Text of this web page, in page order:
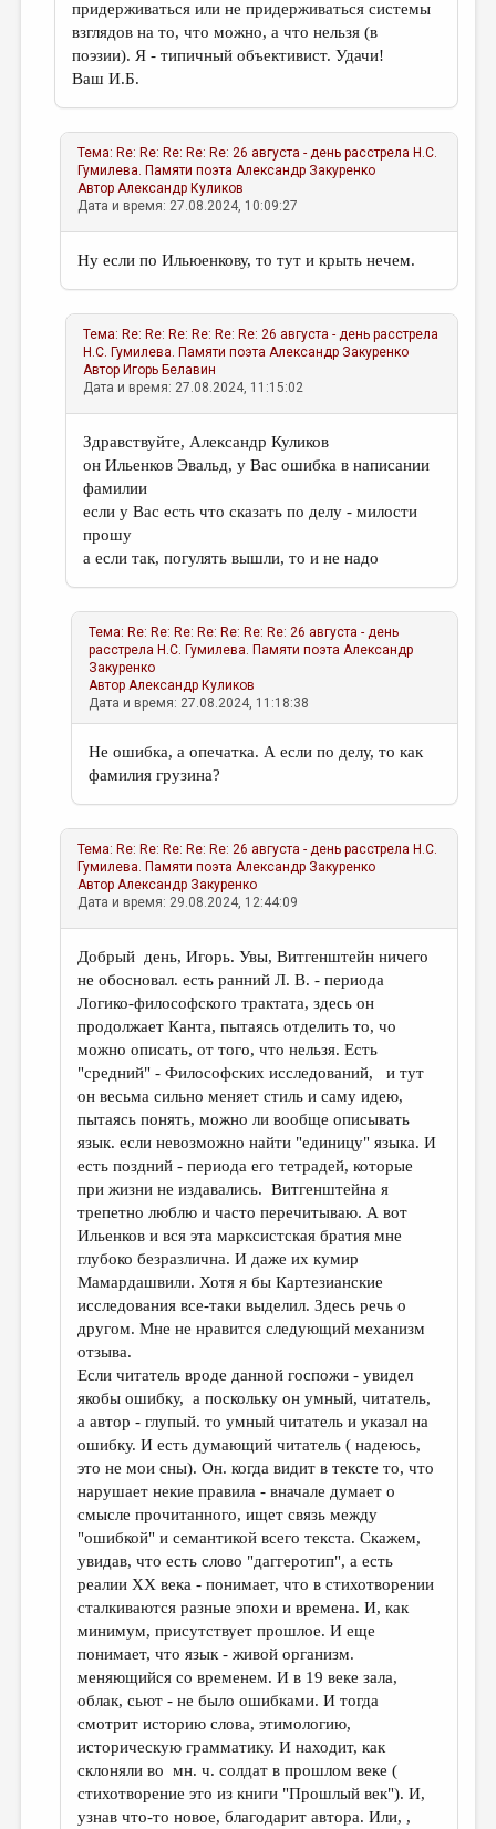
придерживаться или не придерживаться системы
взглядов на то, что можно, а что нельзя (в
поэзии). Я - типичный объективист. Удачи!
Ваш И.Б.
Тема: Re: Re: Re: Re: Re: 26 августа - день расстрела Н.С.
Гумилева. Памяти поэта Александр Закуренко
АвторАлександр Куликов
Дата и время: 27.08.2024, 10:09:27
Ну если по Ильюенкову, то тут и крыть нечем.
Тема: Re: Re: Re: Re: Re: Re: 26 августа - день расстрела
Н.С. Гумилева. Памяти поэта Александр Закуренко
Автор Игорь Белавин
Дата и время: 27.08.2024, 11:15:02
Здравствуйте, Александр Куликов
он Ильенков Эвальд, у Вас ошибка в написании
фамилии
если у Вас есть что сказать по делу - милости
прошу
а если так, погулять вышли, то и не надо
Тема: Re: Re: Re: Re: Re: Re: Re: 26 августа - день
расстрела Н.С. Гумилева. Памяти поэта Александр
Закуренко
АвторАлександр Куликов
Дата и время: 27.08.2024, 11:18:38
Не ошибка, а опечатка. А если по делу, то как
фамилия грузина?
Тема: Re: Re: Re: Re: Re: 26 августа - день расстрела Н.С.
Гумилева. Памяти поэта Александр Закуренко
АвторАлександр Закуренко
Дата и время: 29.08.2024, 12:44:09
Добрый день, Игорь. Увы, Витгенштейн ничего
не обосновал. есть ранний Л. В. - периода
Логико-философского трактата, здесь он
продолжает Канта, пытаясь отделить то, чо
можно описать, от того, что нельзя. Есть
"средний" - Философских исследований, и тут
он весьма сильно меняет стиль и саму идею,
пытаясь понять, можно ли вообще описывать
язык. если невозможно найти "единицу" языка. И
есть поздний - периода его тетрадей, которые
при жизни не издавались. Витгенштейна я
трепетно люблю и часто перечитываю. А вот
Ильенков и вся эта марксистская братия мне
глубоко безразлична. И даже их кумир
Мамардашвили. Хотя я бы Картезианские
исследования все-таки выделил. Здесь речь о
другом. Мне не нравится следующий механизм
отзыва.
Если читатель вроде данной госпожи - увидел
якобы ошибку, а поскольку он умный, читатель,
а автор - глупый. то умный читатель и указал на
ошибку. И есть думающий читатель ( надеюсь,
это не мои сны). Он. когда видит в тексте то, что
нарушает некие правила - вначале думает о
смысле прочитанного, ищет связь между
"ошибкой" и семантикой всего текста. Скажем,
увидав, что есть слово "даггеротип", а есть
реалии ХХ века - понимает, что в стихотворении
сталкиваются разные эпохи и времена. И, как
минимум, присутствует прошлое. И еще
понимает, что язык - живой организм.
меняющийся со временем. И в 19 веке зала,
облак, сьют - не было ошибками. И тогда
смотрит историю слова, этимологию,
историческую грамматику. И находит, как
склоняли во мн. ч. солдат в прошлом веке (
стихотворение это из книги "Прошлый век"). И,
узнав что-то новое, благодарит автора. Или, ,